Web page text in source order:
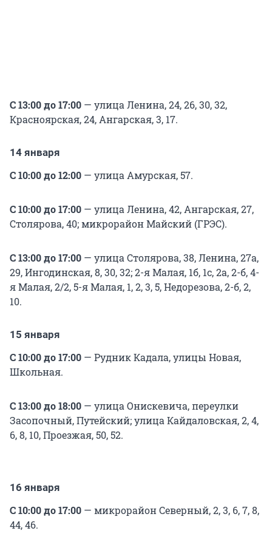
С 13:00 до 17:00 — улица Ленина, 24, 26, 30, 32,
Красноярская, 24, Ангарская, 3, 17.
14 января
С 10:00 до 12:00 — улица Амурская, 57.
С 10:00 до 17:00 — улица Ленина, 42, Ангарская, 27,
Столярова, 40; микрорайон Майский (ГРЭС).
С 13:00 до 17:00 — улица Столярова, 38, Ленина, 27а,
29, Ингодинская, 8, 30, 32; 2-я Малая, 1б, 1с, 2а, 2-б, 4-
я Малая, 2/2, 5-я Малая, 1, 2, 3, 5, Недорезова, 2-б, 2,
10.
15 января
С 10:00 до 17:00 — Рудник Кадала, улицы Новая,
Школьная.
С 13:00 до 18:00 — улица Онискевича, переулки
Засопочный, Путейский; улица Кайдаловская, 2, 4,
6, 8, 10, Проезжая, 50, 52.
16 января
С 10:00 до 17:00 — микрорайон Северный, 2, 3, 6, 7, 8,
44, 46.